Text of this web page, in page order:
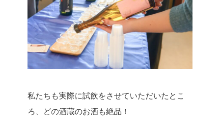
私たちも実際に試飲をさせていただいたとこ
ろ、どの酒蔵のお酒も絶品！